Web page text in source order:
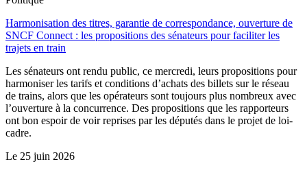
Harmonisation des titres, garantie de correspondance, ouverture de
SNCF Connect : les propositions des sénateurs pour faciliter les
trajets en train
Les sénateurs ont rendu public, ce mercredi, leurs propositions pour
harmoniser les tarifs et conditions d’achats des billets sur le réseau
de trains, alors que les opérateurs sont toujours plus nombreux avec
l’ouverture à la concurrence. Des propositions que les rapporteurs
ont bon espoir de voir reprises par les députés dans le projet de loi-
cadre.
Le 25 juin 2026